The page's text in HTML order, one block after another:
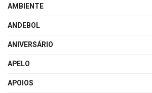
AMBIENTE
ANDEBOL
ANIVERSÁRIO
APELO
APOIOS